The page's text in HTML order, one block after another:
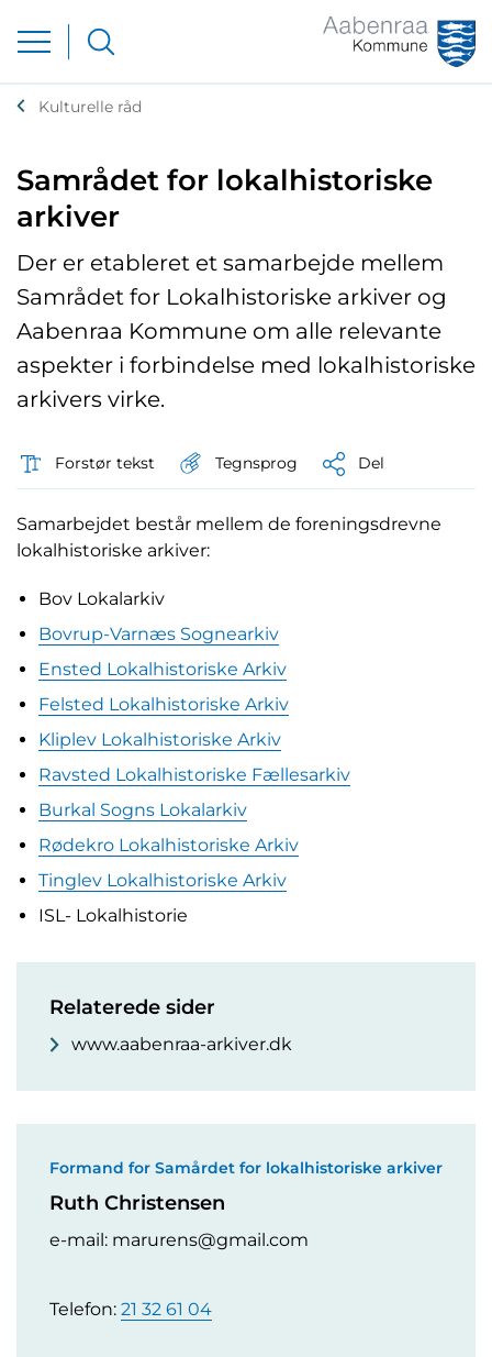
Kulturelle råd
Samrådet for lokalhistoriske
arkiver
Der er etableret et samarbejde mellem
Samrådet for Lokalhistoriske arkiver og
Aabenraa Kommune om alle relevante
aspekter i forbindelse med lokalhistoriske
arkivers virke.
Forstør tekst Tegnsprog Del
Samarbejdet består mellem de foreningsdrevne
lokalhistoriske arkiver:
Bov Lokalarkiv
Bovrup-Varnæs Sognearkiv
Ensted Lokalhistoriske Arkiv
Felsted Lokalhistoriske Arkiv
Kliplev Lokalhistoriske Arkiv
Ravsted Lokalhistoriske Fællesarkiv
Burkal Sogns Lokalarkiv
Rødekro Lokalhistoriske Arkiv
Tinglev Lokalhistoriske Arkiv
ISL- Lokalhistorie
Relaterede sider
www.aabenraa-arkiver.dk
Formand for Samårdet for lokalhistoriske arkiver
Ruth Christensen
e-mail: marurens@gmail.com
Telefon: 21 32 61 04